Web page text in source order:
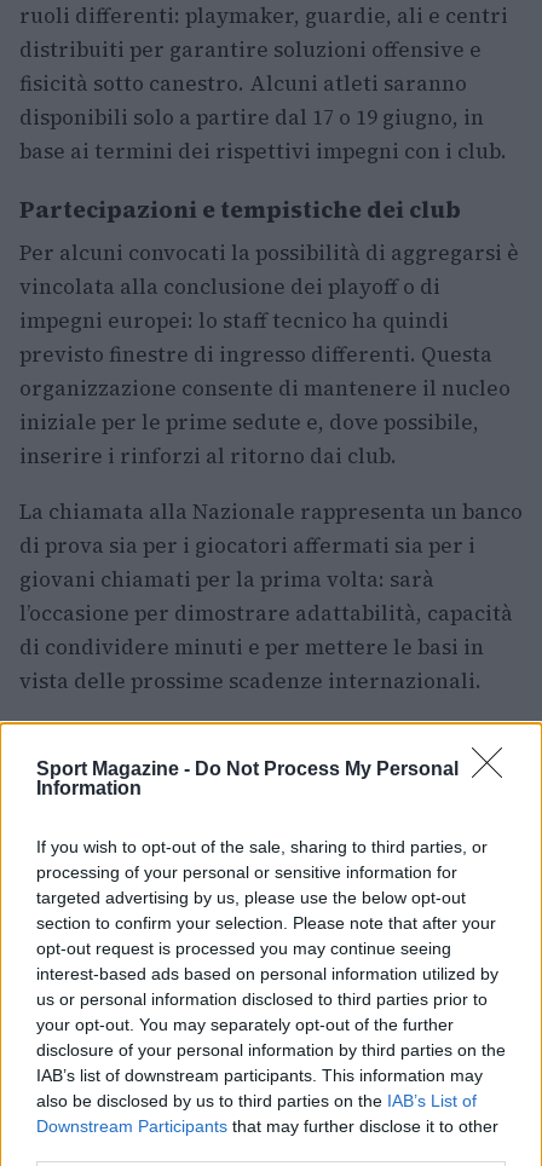
Sport Magazine - Do Not Process My Personal
Information
If you wish to opt-out of the sale, sharing to third parties, or
processing of your personal or sensitive information for
targeted advertising by us, please use the below opt-out
section to confirm your selection. Please note that after your
opt-out request is processed you may continue seeing
interest-based ads based on personal information utilized by
us or personal information disclosed to third parties prior to
your opt-out. You may separately opt-out of the further
disclosure of your personal information by third parties on the
IAB’s list of downstream participants. This information may
also be disclosed by us to third parties on the IAB’s List of
Downstream Participants that may further disclose it to other
ruoli differenti: playmaker, guardie, ali e centri
distribuiti per garantire soluzioni offensive e
fisicità sotto canestro. Alcuni atleti saranno
disponibili solo a partire dal 17 o 19 giugno, in
base ai termini dei rispettivi impegni con i club.
Partecipazioni e tempistiche dei club
Per alcuni convocati la possibilità di aggregarsi è
vincolata alla conclusione dei playoff o di
impegni europei: lo staff tecnico ha quindi
previsto finestre di ingresso differenti. Questa
organizzazione consente di mantenere il nucleo
iniziale per le prime sedute e, dove possibile,
inserire i rinforzi al ritorno dai club.
La chiamata alla Nazionale rappresenta un banco
di prova sia per i giocatori affermati sia per i
giovani chiamati per la prima volta: sarà
l’occasione per dimostrare adattabilità, capacità
di condividere minuti e per mettere le basi in
vista delle prossime scadenze internazionali.
affronterà test fisici, sessioni tecniche e
amichevoli che serviranno a definire rotazioni e
gerarchie. L’obiettivo rimane chiaramente quello
di arrivare pronti e competitivi alle gare di
qualificazione, con l’intento di consolidare la
presenza italiana nel percorso verso ilFIBA
World Cup 2027.
AUTORE
Ilaria Mauri
Ilaria Mauri, bolognese, decise di seguire il
giornalismo sportivo dopo una notte al